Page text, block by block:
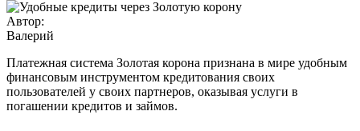
Автор:
Валерий
Платежная система Золотая корона признана в мире удобным
финансовым инструментом кредитования своих
пользователей у своих партнеров, оказывая услуги в
погашении кредитов и займов.